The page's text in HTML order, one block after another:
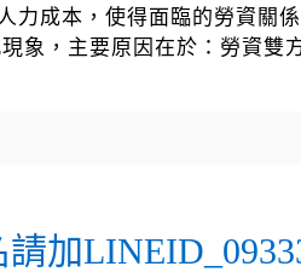
力成本，使得面臨的勞資關
象，主要原因在於：勞資雙
加